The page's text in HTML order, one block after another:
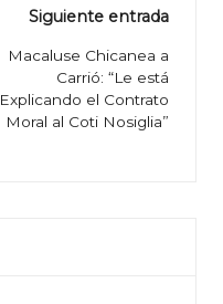
Siguiente entrada
Macaluse Chicanea a
Carrió: “Le está
Explicando el Contrato
Moral al Coti Nosiglia”